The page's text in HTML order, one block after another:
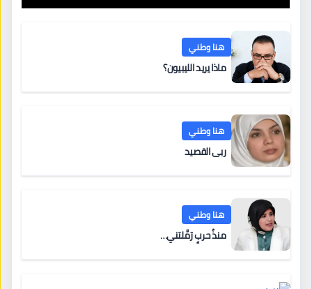
هنا وطني
ماذا يريد الليبيون؟
هنا وطني
ربى القصيد
هنا وطني
منذُ حربٍ رَمَّلتني…